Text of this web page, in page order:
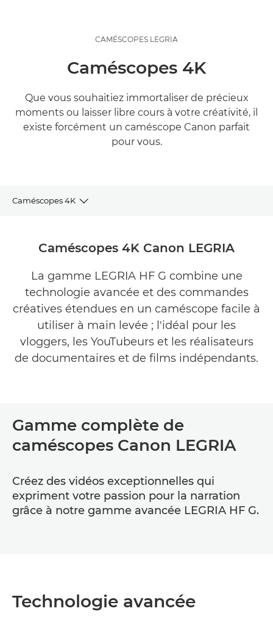
CAMÉSCOPES LEGRIA
Caméscopes 4K
Que vous souhaitiez immortaliser de précieux
moments ou laisser libre cours à votre créativité, il
existe forcément un caméscope Canon parfait
pour vous.
Caméscopes 4K
Caméscopes 4K Canon LEGRIA
La gamme LEGRIA HF G combine une
technologie avancée et des commandes
créatives étendues en un caméscope facile à
utiliser à main levée ; l'idéal pour les
vloggers, les YouTubeurs et les réalisateurs
de documentaires et de films indépendants.
Gamme complète de
caméscopes Canon LEGRIA
Créez des vidéos exceptionnelles qui
expriment votre passion pour la narration
grâce à notre gamme avancée LEGRIA HF G.
Technologie avancée